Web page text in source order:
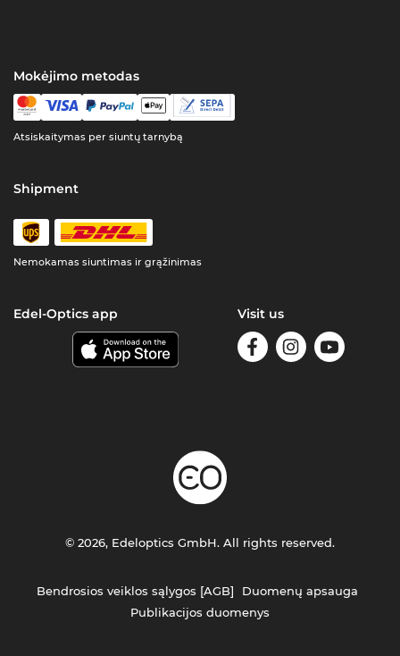
Mokėjimo metodas
Atsiskaitymas per siuntų tarnybą
Shipment
Nemokamas siuntimas ir grąžinimas
Edel-Optics app Visit us
Bendrosios veiklos sąlygos [AGB]
Duomenų apsauga
Publikacijos duomenys
© 2026, Edeloptics GmbH. All rights reserved.